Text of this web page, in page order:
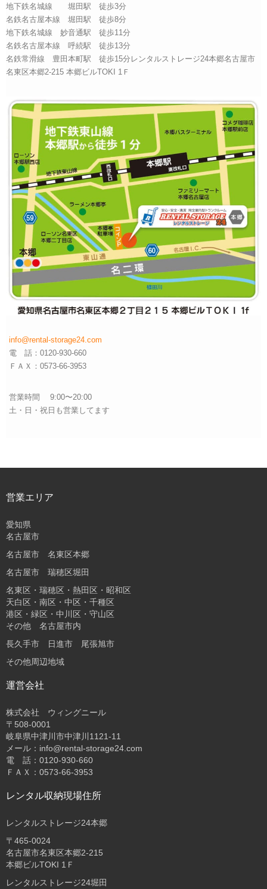
地下鉄名城線 堀田駅 徒歩3分
名鉄名古屋本線 堀田駅 徒歩8分
地下鉄名城線 妙音通駅 徒歩11分
名鉄名古屋本線 呼続駅 徒歩13分
名鉄常滑線 豊田本町駅 徒歩15分レンタルストレージ24本郷名古屋市
名東区本郷2-215 本郷ビルTOKI 1Ｆ
info@rental-storage24.com
電 話：0120-930-660
ＦＡＸ：0573-66-3953
営業時間 9:00〜20:00
土・日・祝日も営業してます
営業エリア
愛知県
名古屋市
名古屋市 名東区本郷
名古屋市 瑞穂区堀田
名東区・瑞穂区・熱田区・昭和区
天白区・南区・中区・千種区
港区・緑区・中川区・守山区
その他 名古屋市内
長久手市 日進市 尾張旭市
その他周辺地域
運営会社
株式会社 ウィングニール
〒508-0001
岐阜県中津川市中津川1121-11
メール：info@rental-storage24.com
電 話：0120-930-660
ＦＡＸ：0573-66-3953
レンタル収納現場住所
レンタルストレージ24本郷
〒465-0024
名古屋市名東区本郷2-215
本郷ビルTOKI 1Ｆ
レンタルストレージ24堀田